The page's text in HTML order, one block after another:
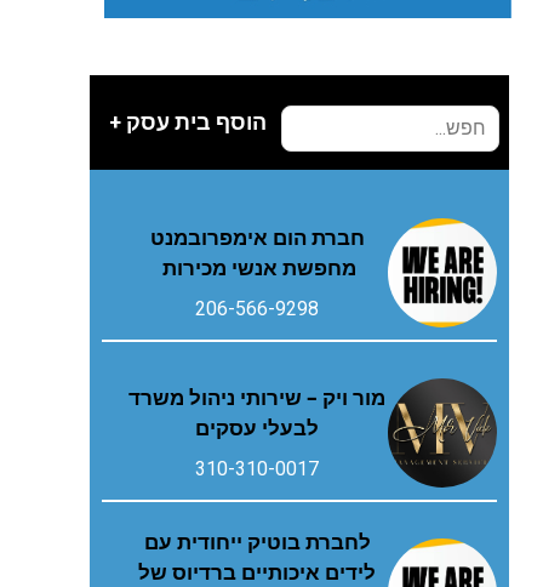
הוסף בית עסק +
חברת הום אימפרובמנט
מחפשת אנשי מכירות
206-566-9298
מור ויק – שירותי ניהול משרד
לבעלי עסקים
310-310-0017